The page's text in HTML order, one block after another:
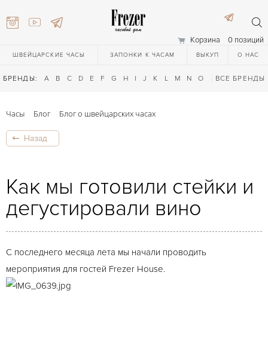
Корзина 0 позиций
ШВЕЙЦАРСКИЕ ЧАСЫ ЗАПОНКИ К ЧАСАМ ВЫКУП О НАС
БРЕНДЫ: A B C D E F G H I J K L M N O Q R S T
ВСЕ БРЕНДЫ
27-44
Часы Блог Блог о швейцарских часах
Назад
Как мы готовили стейки и
дегустировали вино
С последнего месяца лета мы начали проводить
мероприятия для гостей Frezer House.